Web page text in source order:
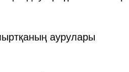
аурулары